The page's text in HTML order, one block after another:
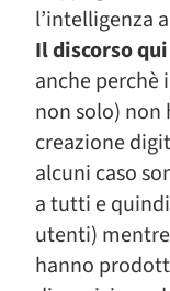
l’intelligenza
Il discorso
anche
non solo) non
creazione
alcuni caso
a tutti e
utenti)
hanno